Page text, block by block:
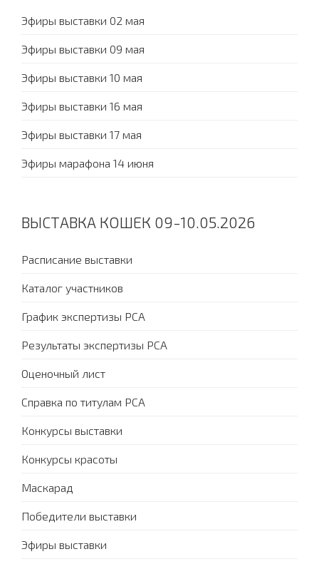
Эфиры выставки 02 мая
Эфиры выставки 09 мая
Эфиры выставки 10 мая
Эфиры выставки 16 мая
Эфиры выставки 17 мая
Эфиры марафона 14 июня
ВЫСТАВКА КОШЕК 09-10.05.2026
Расписание выставки
Каталог участников
График экспертизы PCA
Результаты экспертизы PCA
Оценочный лист
Справка по титулам PCA
Конкурсы выставки
Конкурсы красоты
Маскарад
Победители выставки
Эфиры выставки